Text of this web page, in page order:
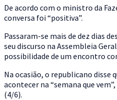
De acordo com o ministro da
conversa foi “positiva”.
Passaram-se mais de dez dias
seu discurso na Assembleia
possibilidade de um encontro
Na ocasião, o republicano disse
acontecer na “semana que
(4/6).